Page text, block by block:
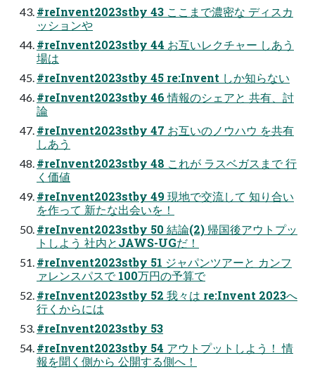
#reInvent2023stby 43 ここまで濃密な ディスカ
ッションや
#reInvent2023stby 44 お互いレクチャー しあう
場は
#reInvent2023stby 45 re:Invent しか知らない
#reInvent2023stby 46 情報のシェアと 共有、討
論
#reInvent2023stby 47 お互いのノウハウ を共有
しあう
#reInvent2023stby 48 これが ラスベガスまで 行
く価値
#reInvent2023stby 49 現地で交流して 知り合い
を作って 新たな出会いを！
#reInvent2023stby 50 結論(2) 帰国後アウトプッ
トしよう 社内とJAWS-UGだ！
#reInvent2023stby 51 ジャパンツアーと カンフ
ァレンスパスで 100万円の予算で
#reInvent2023stby 52 我々は re:Invent 2023へ
行くからには
#reInvent2023stby 53
#reInvent2023stby 54 アウトプットしよう！ 情
報を聞く側から 公開する側へ！